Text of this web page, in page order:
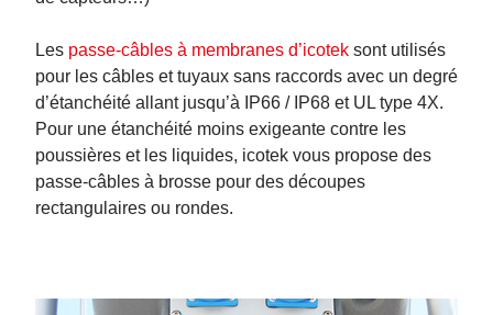
Les passe-câbles à membranes d’icotek sont utilisés
pour les câbles et tuyaux sans raccords avec un degré
d’étanchéité allant jusqu’à IP66 / IP68 et UL type 4X.
Pour une étanchéité moins exigeante contre les
poussières et les liquides, icotek vous propose des
passe-câbles à brosse pour des découpes
rectangulaires ou rondes.